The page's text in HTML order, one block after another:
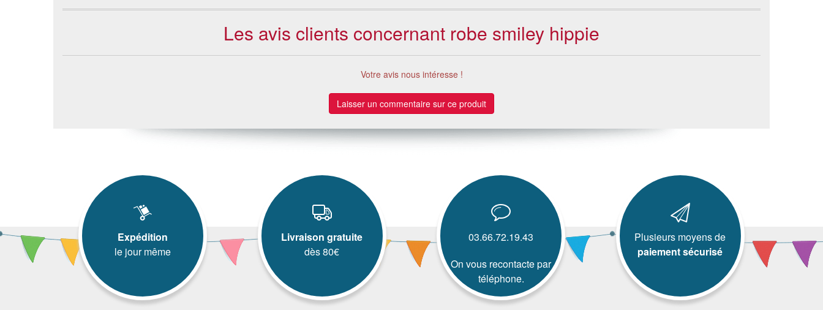
Les avis clients concernant robe smiley hippie
Votre avis nous intéresse !
Laisser un commentaire sur ce produit
Expédition
le jour même
Livraison gratuite
dès 80€
03.66.72.19.43
On vous recontacte par
téléphone.
Plusieurs moyens de
paiement sécurisé